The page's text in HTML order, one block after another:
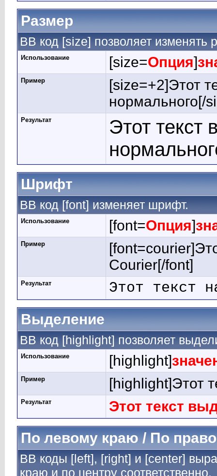
Размер
BB код [size] позволяет изменять
Использование [size=Опция]
Пример
[size=+2]Этот
нормального[/
Результат
Этот текст
Шрифт
BB код [font] изменяет шрифт.
Использование [font=Опция]
Пример
Courier[/font]
Результат Этот текст
Выделение
BB код [highlight] позволяет
Использование [highlight]
Пример [highlight]Этот
Результат
Этот текст
По левому краю / По
BB коды [left], [right] и [center]
краю и по центру соответственно.